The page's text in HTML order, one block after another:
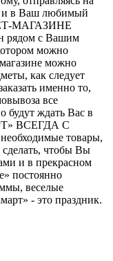
и в Ваш любимый
МАГАЗИНЕ
рядом с Вашим
можно
можно
как следует
именно то,
все
будут ждать Вас в
ВСЕГДА С
товары,
чтобы Вы
и в прекрасном
постоянно
веселые
- это праздник.